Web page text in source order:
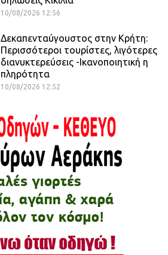
10/08/2026 12:56
Δεκαπενταύγουστος στην Κρήτη:
Περισσότεροι τουρίστες, λιγότερες
διανυκτερεύσεις -Ικανοποιητική η
πληρότητα
10/08/2026 12:52